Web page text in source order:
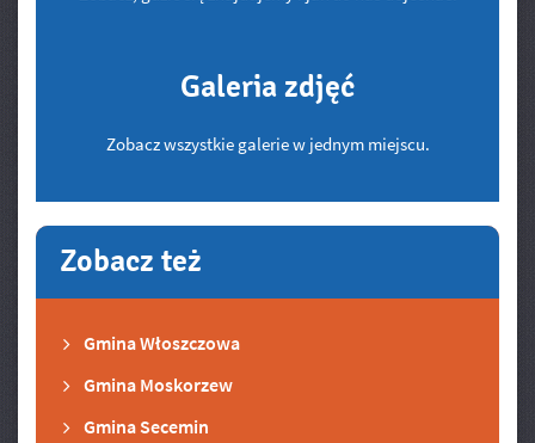
Galeria zdjęć
Zobacz wszystkie galerie w jednym miejscu.
Zobacz też
Gmina Włoszczowa
Gmina Moskorzew
Gmina Secemin